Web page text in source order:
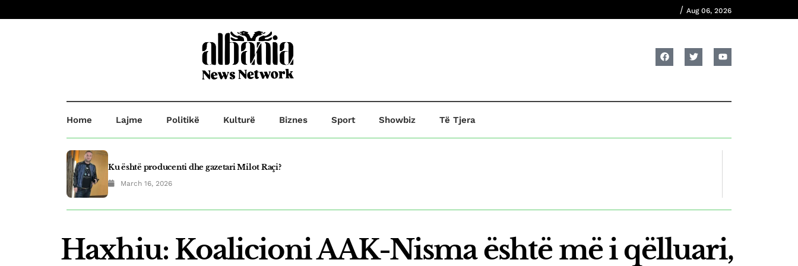
/ Aug 06, 2026
Home Lajme Politikë Kulturë Biznes Sport Showbiz Të Tjera
Ku është producenti dhe gazetari Milot Raçi?
March 16, 2026
Fluidi shpallet top eksportuesi i vitit në Kosovë
Haxhiu: Koalicioni AAK-Nisma është më i qëlluari,